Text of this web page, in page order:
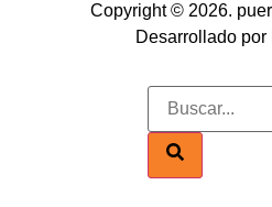
Copyright © 2026.
Desarrollado por